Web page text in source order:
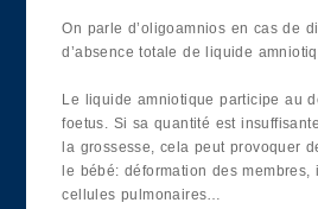
On parle d’oligoamnios en cas de
d’absence totale de liquide
Le liquide amniotique participe au
foetus. Si sa quantité est
la grossesse, cela peut provoquer
le bébé: déformation des membres,
cellules pulmonaires…